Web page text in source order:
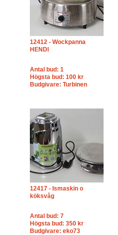
12412 - Wockpanna
HENDI
Antal bud: 1
Högsta bud: 100 kr
Budgivare: Turbinen
12417 - Ismaskin o
köksvåg
Antal bud: 7
Högsta bud: 350 kr
Budgivare: eko73